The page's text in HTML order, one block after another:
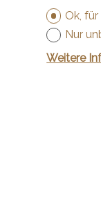
Ok,
Nur
Weitere